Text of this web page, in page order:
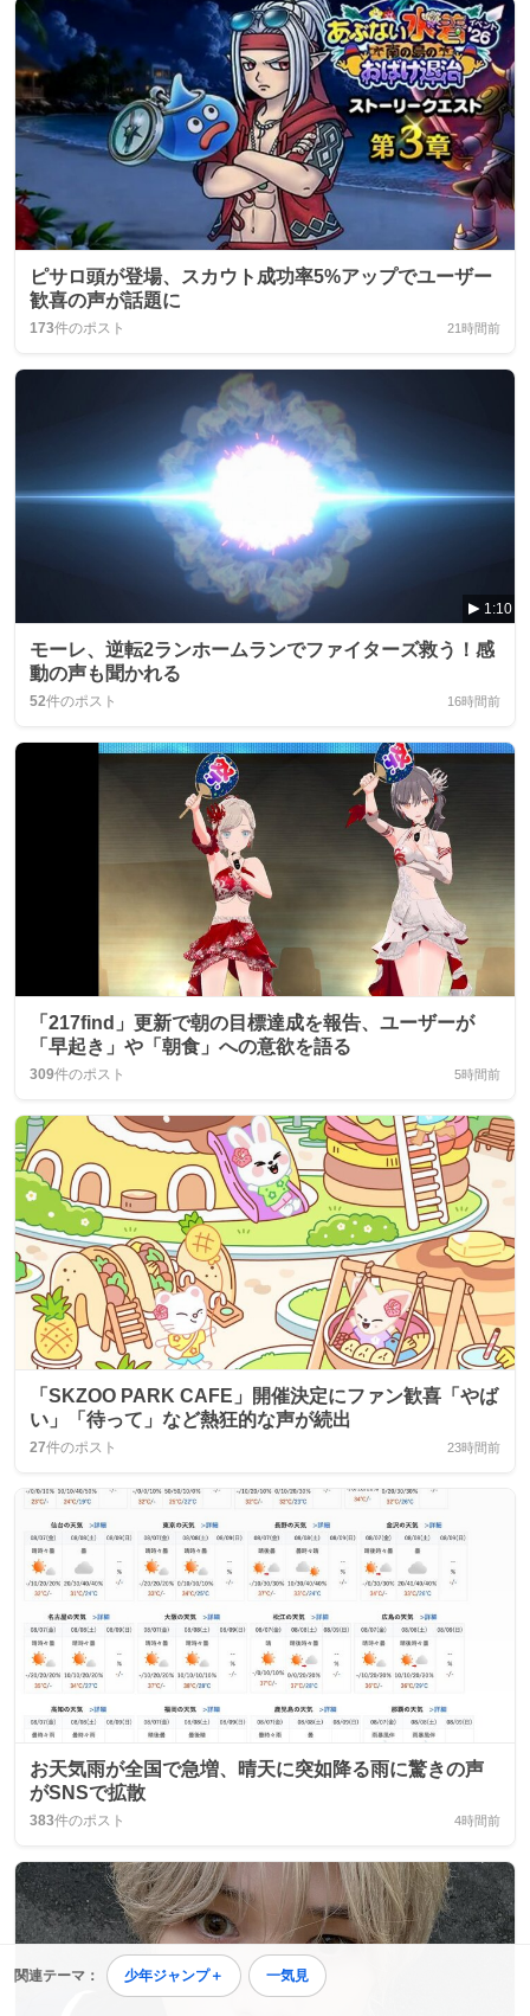
関連テーマ： 少年ジャンプ＋ 一気見
ピサロ頭が登場、スカウト成功率5%アップでユーザー
歓喜の声が話題に
173件のポスト 21時間前
1:10
モーレ、逆転2ランホームランでファイターズ救う！感
動の声も聞かれる
52件のポスト 16時間前
「217find」更新で朝の目標達成を報告、ユーザーが
「早起き」や「朝食」への意欲を語る
309件のポスト 5時間前
「SKZOO PARK CAFE」開催決定にファン歓喜「やば
い」「待って」など熱狂的な声が続出
27件のポスト 23時間前
お天気雨が全国で急増、晴天に突如降る雨に驚きの声
がSNSで拡散
383件のポスト 4時間前